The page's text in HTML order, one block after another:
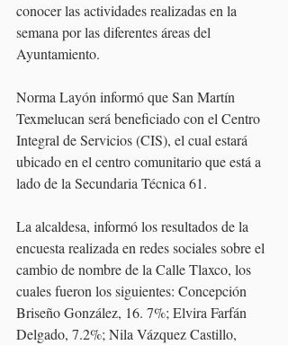
conocer las actividades realizadas en la
semana por las diferentes áreas del
Ayuntamiento.
Norma Layón informó que San Martín
Texmelucan será beneficiado con el Centro
Integral de Servicios (CIS), el cual estará
ubicado en el centro comunitario que está a
lado de la Secundaria Técnica 61.
La alcaldesa, informó los resultados de la
encuesta realizada en redes sociales sobre el
cambio de nombre de la Calle Tlaxco, los
cuales fueron los siguientes: Concepción
Briseño González, 16. 7%; Elvira Farfán
Delgado, 7.2%; Nila Vázquez Castillo,